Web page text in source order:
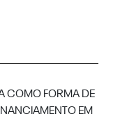
COMO FORMA DE
EM